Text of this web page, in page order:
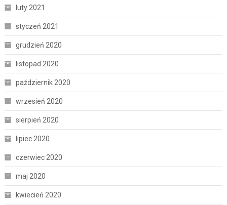
luty 2021
styczeń 2021
grudzień 2020
listopad 2020
październik 2020
wrzesień 2020
sierpień 2020
lipiec 2020
czerwiec 2020
maj 2020
kwiecień 2020